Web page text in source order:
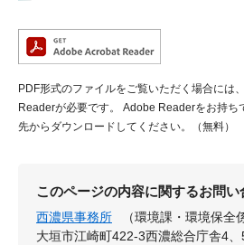
PDF形式のファイルをご覧いただく場合には
Readerが必要です。
Adobe Readerをお持ち
先からダウンロードしてください。（無料）
このページの内容に関するお問い
西濃県事務所
（環境課・環境保全
大垣市江崎町422-3西濃総合庁舎4、